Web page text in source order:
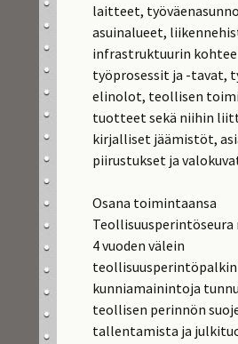
laitteet,
asuinalueet,
infrastruktuurin
työprosessit ja -tavat,
elinolot, teollisen
tuotteet sekä niihin
kirjalliset jäämistöt,
piirustukset ja
Osana toimintaansa
Teollisuusperintöseura
4 vuoden välein
kunniamainintoja
teollisen perinnön
tallentamista ja